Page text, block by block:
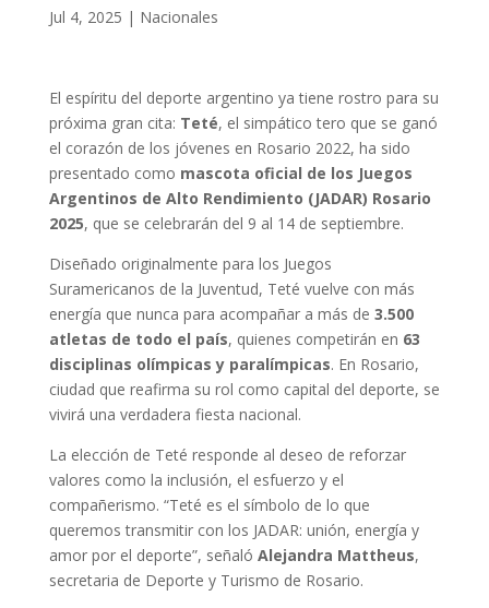
Jul 4, 2025 | Nacionales
El espíritu del deporte argentino ya tiene rostro para su
próxima gran cita: Teté, el simpático tero que se ganó
el corazón de los jóvenes en Rosario 2022, ha sido
presentado como mascota oficial de los Juegos
Argentinos de Alto Rendimiento (JADAR) Rosario
2025, que se celebrarán del 9 al 14 de septiembre.
Diseñado originalmente para los Juegos
Suramericanos de la Juventud, Teté vuelve con más
energía que nunca para acompañar a más de 3.500
atletas de todo el país, quienes competirán en 63
disciplinas olímpicas y paralímpicas. En Rosario,
ciudad que reafirma su rol como capital del deporte, se
vivirá una verdadera fiesta nacional.
La elección de Teté responde al deseo de reforzar
valores como la inclusión, el esfuerzo y el
compañerismo. “Teté es el símbolo de lo que
queremos transmitir con los JADAR: unión, energía y
amor por el deporte”, señaló Alejandra Mattheus,
secretaria de Deporte y Turismo de Rosario.